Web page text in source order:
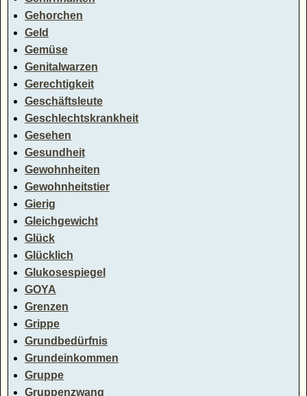
Gehorchen
Geld
Gemüse
Genitalwarzen
Gerechtigkeit
Geschäftsleute
Geschlechtskrankheit
Gesehen
Gesundheit
Gewohnheiten
Gewohnheitstier
Gierig
Gleichgewicht
Glück
Glücklich
Glukosespiegel
GOYA
Grenzen
Grippe
Grundbedürfnis
Grundeinkommen
Gruppe
Gruppenzwang